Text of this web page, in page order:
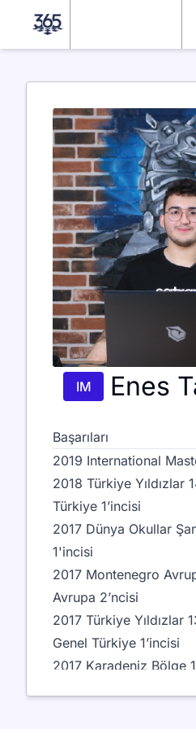
IM Enes
Başarıları
2019 International
2018 Türkiye Yıldızlar
Türkiye 1’incisi
2017 Dünya Okullar
1'incisi
2017 Montenegro
Avrupa 2’ncisi
2017 Türkiye Yıldızlar
Genel Türkiye 1’incisi
2017 Karadeniz Bölge